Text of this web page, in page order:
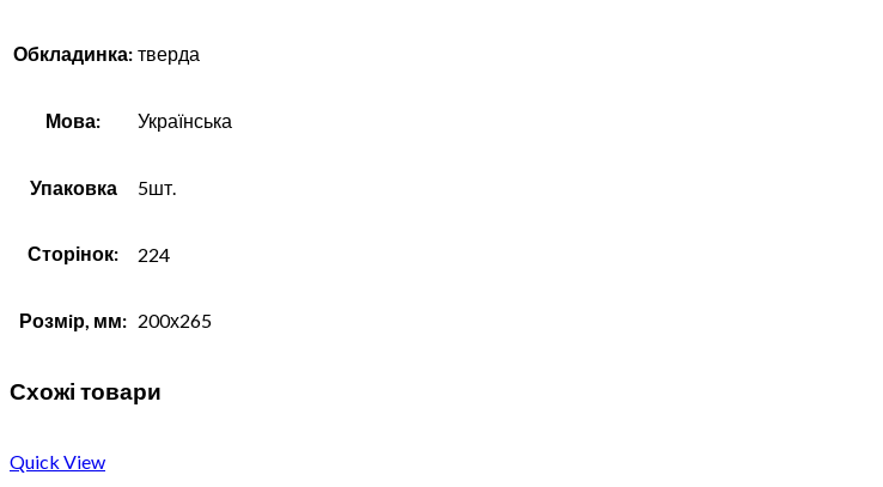
Обкладинка: тверда
Мова: Українська
Упаковка 5шт.
Сторінок: 224
Розмiр, мм: 200х265
Схожі товари
Quick View